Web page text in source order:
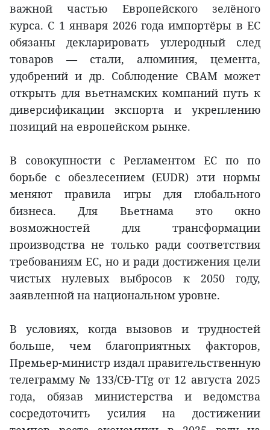
важной частью Европейского зелёного
курса. С 1 января 2026 года импортёры в ЕС
обязаны декларировать углеродный след
товаров — стали, алюминия, цемента,
удобрений и др. Соблюдение CBAM может
открыть для вьетнамских компаний путь к
диверсификации экспорта и укреплению
позиций на европейском рынке.
В совокупности с Регламентом ЕС по по
борьбе с обезлесением (EUDR) эти нормы
меняют правила игры для глобального
бизнеса. Для Вьетнама это окно
возможностей для трансформации
производства не только ради соответствия
требованиям ЕС, но и ради достижения цели
чистых нулевых выбросов к 2050 году,
заявленной на национальном уровне.
В условиях, когда вызовов и трудностей
больше, чем благоприятных факторов,
Премьер-министр издал правительственную
телеграмму № 133/CĐ-TTg от 12 августа 2025
года, обязав министерства и ведомства
сосредоточить усилия на достижении